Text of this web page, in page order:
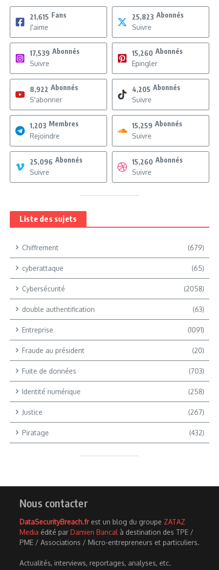
21,615 Fans
J'aime
25,823 Abonnés
Suivre
17,539 Abonnés
Suivre
15,260 Abonnés
Epingler
8,922 Abonnés
S'abonner
4,205 Abonnés
Suivre
1,203 Membres
Rejoindre
15,259 Abonnés
Suivre
25,096 Abonnés
Suivre
15,260 Abonnés
Suivre
Liste des sujets
Chiffrement (679)
cyberattaque (65)
Cybersécurité (2058)
double authentification (63)
Entreprise (1091)
Fraude au président (20)
Fuite de données (703)
Identité numérique (258)
Justice (267)
Piratage (432)
Nous contacter
DataSecurityBreach.frest un blog du groupe ZATAZ
Media édité par Damien Bancal à destination des TPE /
PME / Associations / Micro-entrepreneurs et particuliers.
Actualités, interviews, reportages, analyses, etc.